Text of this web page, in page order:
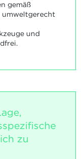
gemäß
und
zu